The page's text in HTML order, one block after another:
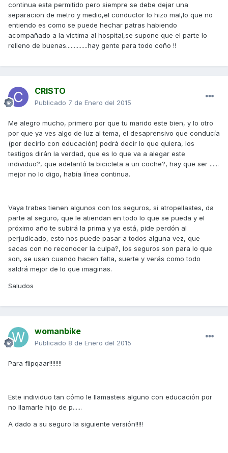
continua esta permitido pero siempre se debe dejar una
separacion de metro y medio,el conductor lo hizo mal,lo que no
entiendo es como se puede hechar patras habiendo
acompañado a la victima al hospital,se supone que el parte lo
relleno de buenas..............hay gente para todo coño !!
CRISTO
Publicado 7 de Enero del 2015
Me alegro mucho, primero por que tu marido este bien, y lo otro
por que ya ves algo de luz al tema, el desaprensivo que conducía
(por decirlo con educación) podrá decir lo que quiera, los
testigos dirán la verdad, que es lo que va a alegar este
individuo?, que adelantó la bicicleta a un coche?, hay que ser ......
mejor no lo digo, había línea continua.
Vaya trabes tienen algunos con los seguros, si atropellastes, da
parte al seguro, que le atiendan en todo lo que se pueda y el
próximo año te subirá la prima y ya está, pide perdón al
perjudicado, esto nos puede pasar a todos alguna vez, que
sacas con no reconocer la culpa?, los seguros son para lo que
son, se usan cuando hacen falta, suerte y verás como todo
saldrá mejor de lo que imaginas.
Saludos
womanbike
Publicado 8 de Enero del 2015
Para flipqaar!!!!!!!!
Este individuo tan cómo le llamasteis alguno con educación por
no llamarle hijo de p......
A dado a su seguro la siguiente versión!!!!!